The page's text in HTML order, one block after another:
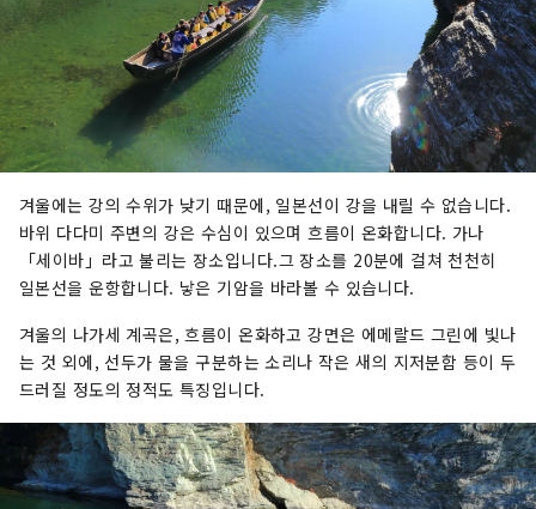
겨울에는 강의 수위가 낮기 때문에, 일본선이 강을 내릴 수 없습니다.
바위 다다미 주변의 강은 수심이 있으며 흐름이 온화합니다. 가나
「세이바」라고 불리는 장소입니다.그 장소를 20분에 걸쳐 천천히
일본선을 운항합니다. 낳은 기암을 바라볼 수 있습니다.
겨울의 나가세 계곡은, 흐름이 온화하고 강면은 에메랄드 그린에 빛나
는 것 외에, 선두가 물을 구분하는 소리나 작은 새의 지저분함 등이 두
드러질 정도의 정적도 특징입니다.